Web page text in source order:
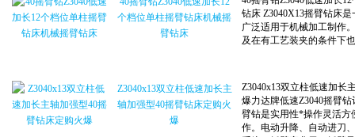
个档位单柱摇臂钻床机械摇
臂钻床
Z3040x13双立柱低速加长主
轴加强型40摇臂钻床定购火
爆